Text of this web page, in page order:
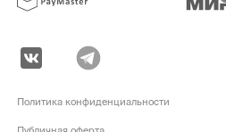
Политика конфиденциальности